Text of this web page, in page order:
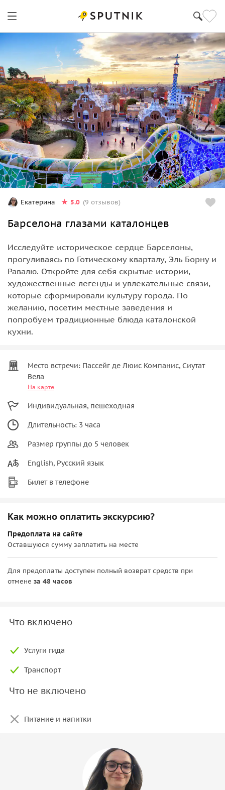
Екатерина 5.0 (9 отзывов)
Барселона глазами каталонцев
Исследуйте историческое сердце Барселоны,
прогуливаясь по Готическому кварталу, Эль Борну и
Равалю. Откройте для себя скрытые истории,
художественные легенды и увлекательные связи,
которые сформировали культуру города. По
желанию, посетим местные заведения и
попробуем традиционные блюда каталонской
кухни.
Место встречи: Пассейг де Люис Компанис, Сиутат
Вела
На карте
Индивидуальная, пешеходная
Длительность: 3 часа
Размер группы до 5 человек
English, Русский язык
Билет в телефоне
Как можно оплатить экскурсию?
Предоплата на сайте
Оставшуюся сумму заплатить на месте
Для предоплаты доступен полный возврат средств при
отмене за 48 часов
Что включено
Услуги гида
Транспорт
Что не включено
Питание и напитки